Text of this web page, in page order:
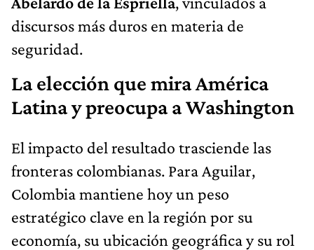
discursos más duros en materia de
seguridad.
La elección que mira América
Latina y preocupa a Washington
El impacto del resultado trasciende las
fronteras colombianas. Para Aguilar,
Colombia mantiene hoy un peso
estratégico clave en la región por su
economía, su ubicación geográfica y su rol